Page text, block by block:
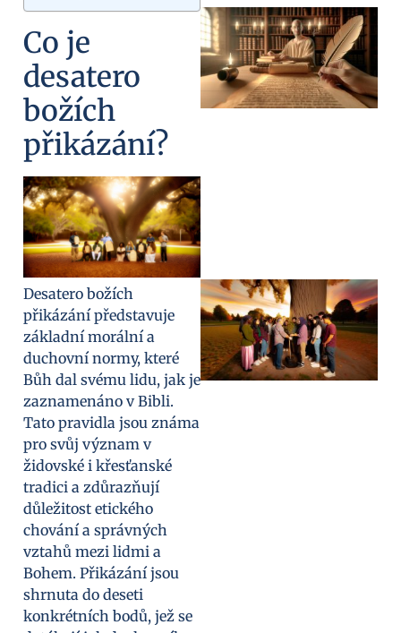
Co je
desatero
božích
přikázání?
Desatero božích
přikázání představuje
základní morální a
duchovní normy, které
Bůh dal svému lidu, jak je
zaznamenáno v Bibli.
Tato pravidla jsou známa
pro svůj význam v
židovské i křesťanské
tradici a zdůrazňují
důležitost etického
chování a správných
vztahů mezi lidmi a
Bohem. Přikázání jsou
shrnuta do deseti
konkrétních bodů, jež se